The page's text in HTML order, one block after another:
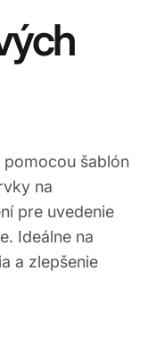
šablón
na
pre uvedenie
Ideálne na
a zlepšenie